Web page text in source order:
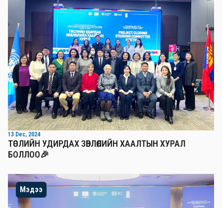
13 Dec, 2024
ТӨСЛИЙН УДИРДАХ ЗӨВЛӨЛИЙН ХААЛТЫН ХУРАЛ
БОЛЛОО🎉
Мэдээ